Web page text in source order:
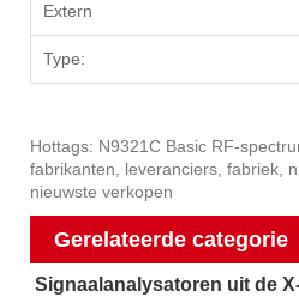
Extern
Type:
Hottags: N9321C Basic RF-
fabrikanten, leveranciers, fabriek,
nieuwste verkopen
Gerelateerde categorie
Signaalanalysatoren uit de